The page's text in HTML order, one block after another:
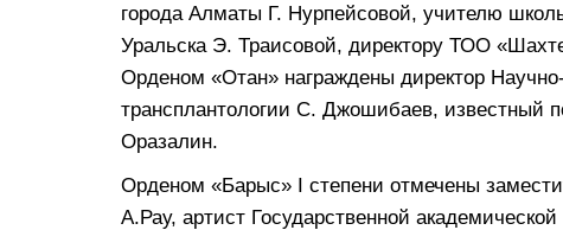
города Алматы Г. Нурпейсовой, учителю
Уральска Э. Траисовой, директору ТОО
Орденом «Отан» награждены директор
трансплантологии С. Джошибаев, известный
Оразалин.
Орденом «Барыс» І степени отмечены
А.Рау, артист Государственной